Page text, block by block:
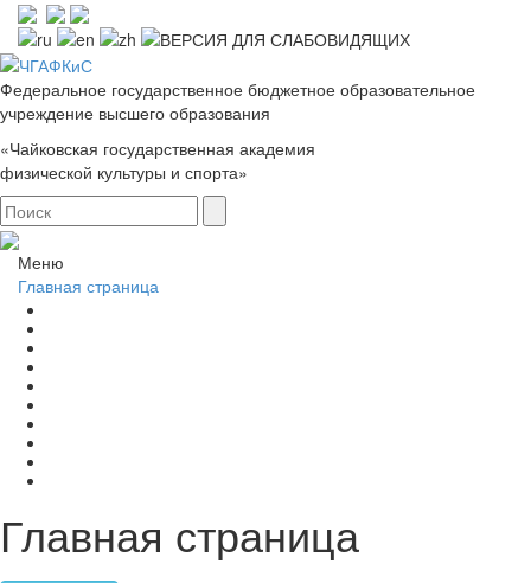
Федеральное государственное бюджетное образовательное
учреждение высшего образования
«Чайковская государственная академия
физической культуры и спорта»
Меню
Главная страница
Главная страница